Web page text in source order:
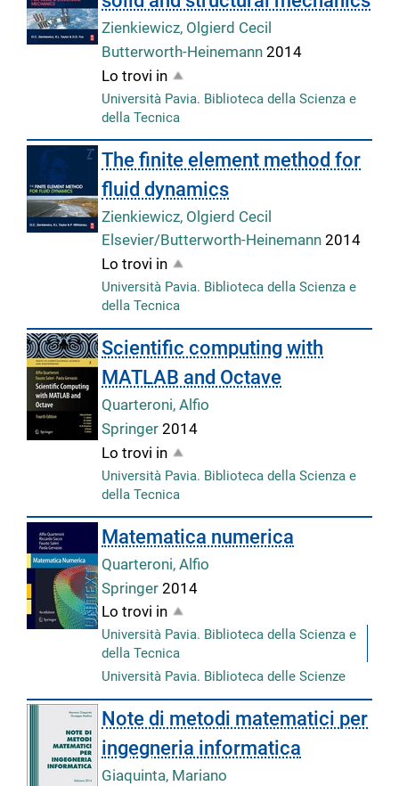
Zienkiewicz, Olgierd Cecil
Butterworth-Heinemann2014
Lo trovi in
Università Pavia. Biblioteca della Scienza e
della Tecnica
The finite element method for
fluid dynamics
Zienkiewicz, Olgierd Cecil
Elsevier/Butterworth-Heinemann2014
Lo trovi in
Università Pavia. Biblioteca della Scienza e
della Tecnica
Scientific computing with
MATLAB and Octave
Quarteroni, Alfio
Springer2014
Lo trovi in
Università Pavia. Biblioteca della Scienza e
della Tecnica
Matematica numerica
Quarteroni, Alfio
Springer2014
Lo trovi in
Università Pavia. Biblioteca della Scienza e
della Tecnica
Università Pavia. Biblioteca delle Scienze
Note di metodi matematici per
ingegneria informatica
Giaquinta, Mariano